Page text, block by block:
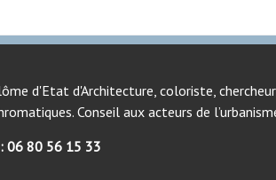
d'Etat d'Architecture, coloriste,
Conseil aux acteurs de
06 80 56 15 33